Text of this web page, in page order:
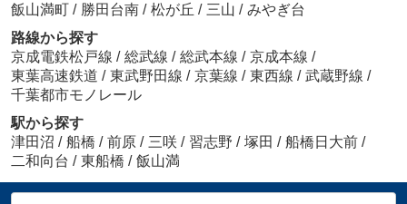
飯山満町 / 勝田台南 / 松が丘 / 三山 / みやぎ台
路線から探す
京成電鉄松戸線 / 総武線 / 総武本線 / 京成本線 /
東葉高速鉄道 / 東武野田線 / 京葉線 / 東西線 / 武蔵野線 /
千葉都市モノレール
駅から探す
津田沼 / 船橋 / 前原 / 三咲 / 習志野 / 塚田 / 船橋日大前 /
二和向台 / 東船橋 / 飯山満